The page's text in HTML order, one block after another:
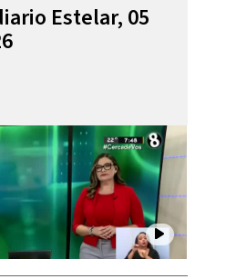
Estelar, 05